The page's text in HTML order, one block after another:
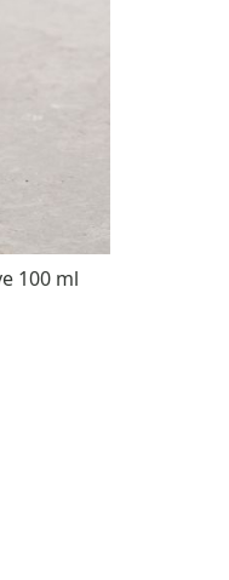
100 ml